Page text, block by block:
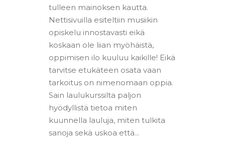
tulleen mainoksen kautta.
Nettisivuilla esiteltiin musiikin
opiskelu innostavasti eikä
koskaan ole liian myöhäistä,
oppimisen ilo kuuluu kaikille! Eikä
tarvitse etukäteen osata vaan
tarkoitus on nimenomaan oppia.
Sain laulukurssilta paljon
hyödyllistä tietoa miten
kuunnella lauluja, miten tulkita
sanoja sekä uskoa että...